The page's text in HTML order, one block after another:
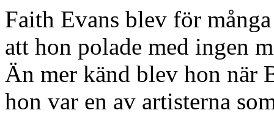
Faith Evans blev för
att hon polade med ingen
Än mer känd blev hon när
hon var en av artisterna